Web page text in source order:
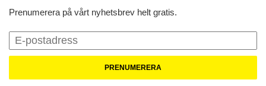
Prenumerera på vårt nyhetsbrev helt gratis.